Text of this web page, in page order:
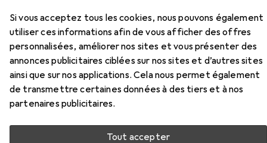
Si vous acceptez tous les cookies, nous pouvons également
utiliser ces informations afin de vous afficher des offres
personnalisées, améliorer nos sites et vous présenter des
annonces publicitaires ciblées sur nos sites et d’autres sites
ainsi que sur nos applications. Cela nous permet également
de transmettre certaines données à des tiers et à nos
partenaires publicitaires.
Tout accepter
Accessoires pour Planam